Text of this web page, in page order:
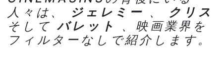
人々は、
ジェレミー 、
クリス
そしてバレット
、映画業界を
フィルターなしで紹介します。